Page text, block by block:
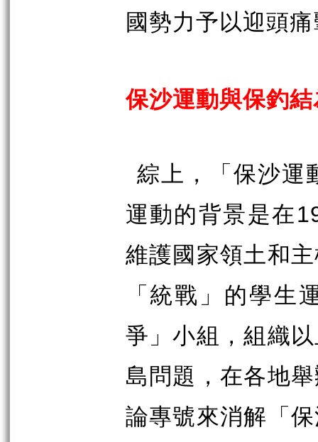
國勢力予以迎頭
保沙運動與保釣
綜上，「保沙運
運動的背景是在
維護國家領土和
「統戰」的學生
爭」小組，組織
島問題，在各地
論專號來消解「